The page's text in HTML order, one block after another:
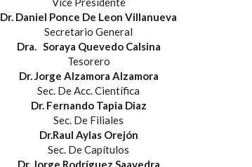
Dr. Daniel Ponce De Leon Villanueva
Secretario General
Dra. Soraya Quevedo Calsina
Tesorero
Dr. Jorge Alzamora Alzamora
Sec. De Acc. Científica
Dr. Fernando Tapia Diaz
Sec. De Filiales
Dr.Raul Aylas Orejón
Sec. De Capítulos
Dr. Jorge Rodríguez Saavedra